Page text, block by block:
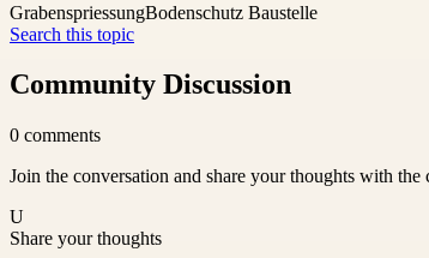
GrabenspriessungBodenschutz Baustelle
Search this topic
Community Discussion
0 comments
Join the conversation and share your thoughts with
U
Share your thoughts